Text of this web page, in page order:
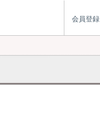
会員登録